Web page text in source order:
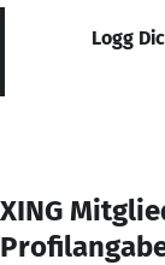
Logg
XING